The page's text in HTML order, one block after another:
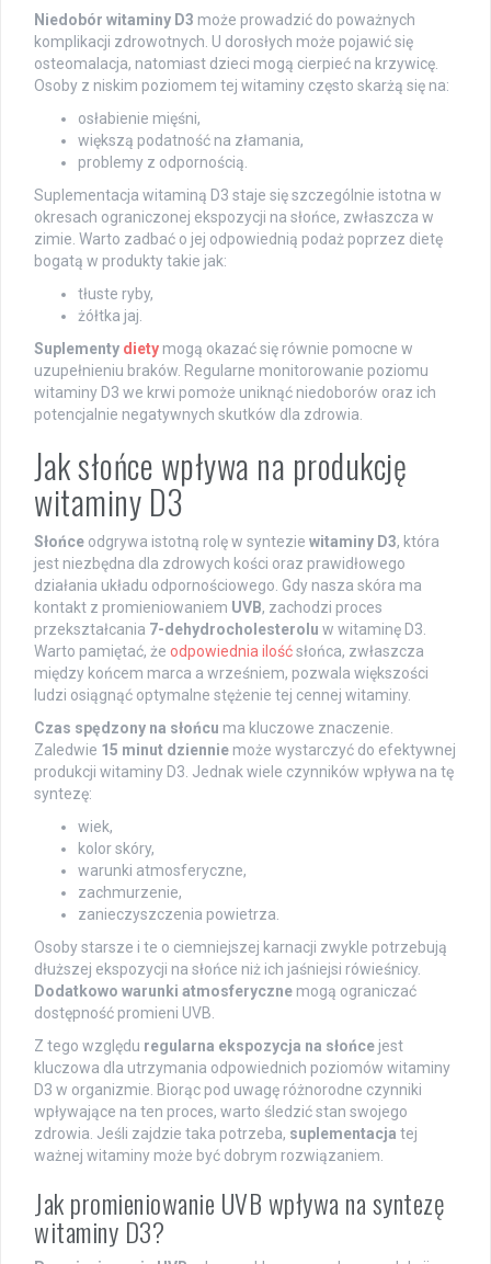
Niedobór witaminy D3 może prowadzić do poważnych
komplikacji zdrowotnych. U dorosłych może pojawić się
osteomalacja, natomiast dzieci mogą cierpieć na krzywicę.
Osoby z niskim poziomem tej witaminy często skarżą się na:
osłabienie mięśni,
większą podatność na złamania,
problemy z odpornością.
Suplementacja witaminą D3 staje się szczególnie istotna w
okresach ograniczonej ekspozycji na słońce, zwłaszcza w
zimie. Warto zadbać o jej odpowiednią podaż poprzez dietę
bogatą w produkty takie jak:
tłuste ryby,
żółtka jaj.
Suplementy diety mogą okazać się równie pomocne w
uzupełnieniu braków. Regularne monitorowanie poziomu
witaminy D3 we krwi pomoże uniknąć niedoborów oraz ich
potencjalnie negatywnych skutków dla zdrowia.
Jak słońce wpływa na produkcję
witaminy D3
Słońce odgrywa istotną rolę w syntezie witaminy D3, która
jest niezbędna dla zdrowych kości oraz prawidłowego
działania układu odpornościowego. Gdy nasza skóra ma
kontakt z promieniowaniem UVB, zachodzi proces
przekształcania 7-dehydrocholesterolu w witaminę D3.
Warto pamiętać, że odpowiednia ilośćsłońca, zwłaszcza
między końcem marca a wrześniem, pozwala większości
ludzi osiągnąć optymalne stężenie tej cennej witaminy.
Czas spędzony na słońcu ma kluczowe znaczenie.
Zaledwie 15 minut dziennie może wystarczyć do efektywnej
produkcji witaminy D3. Jednak wiele czynników wpływa na tę
syntezę:
wiek,
kolor skóry,
warunki atmosferyczne,
zachmurzenie,
zanieczyszczenia powietrza.
Osoby starsze i te o ciemniejszej karnacji zwykle potrzebują
dłuższej ekspozycji na słońce niż ich jaśniejsi rówieśnicy.
Dodatkowo warunki atmosferyczne mogą ograniczać
dostępność promieni UVB.
Z tego względu regularna ekspozycja na słońce jest
kluczowa dla utrzymania odpowiednich poziomów witaminy
D3 w organizmie. Biorąc pod uwagę różnorodne czynniki
wpływające na ten proces, warto śledzić stan swojego
zdrowia. Jeśli zajdzie taka potrzeba, suplementacja tej
ważnej witaminy może być dobrym rozwiązaniem.
Jak promieniowanie UVB wpływa na syntezę
witaminy D3?